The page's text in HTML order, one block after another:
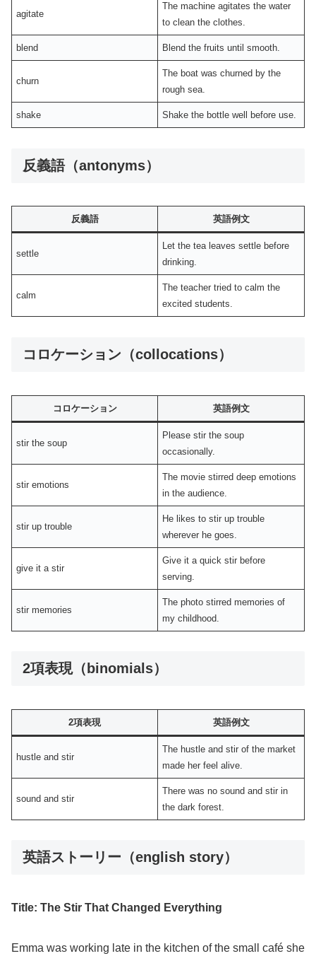
agitate
The machine agitates the water
to clean the clothes.
blend Blend the fruits until smooth.
churn
The boat was churned by the
rough sea.
shake Shake the bottle well before use.
反義語（antonyms）
反義語 英語例文
settle
Let the tea leaves settle before
drinking.
calm
The teacher tried to calm the
excited students.
コロケーション（collocations）
コロケーション 英語例文
stir the soup
Please stir the soup
occasionally.
stir emotions
The movie stirred deep emotions
in the audience.
stir up trouble
He likes to stir up trouble
wherever he goes.
give it a stir
Give it a quick stir before
serving.
stir memories
The photo stirred memories of
my childhood.
2項表現（binomials）
2項表現 英語例文
hustle and stir
The hustle and stir of the market
made her feel alive.
sound and stir
There was no sound and stir in
the dark forest.
英語ストーリー（english story）
Title: The Stir That Changed Everything
Emma was working late in the kitchen of the small café she